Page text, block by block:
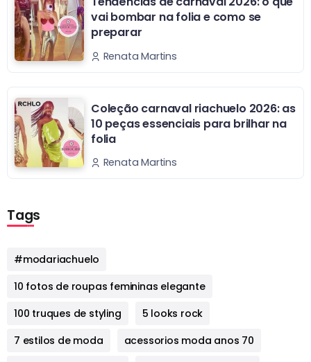
vai bombar na folia e como se
preparar
Renata Martins
Coleção carnaval riachuelo 2026: as
10 peças essenciais para brilhar na
folia
Renata Martins
Tags
#modariachuelo
10 fotos de roupas femininas elegante
100 truques de styling
5 looks rock
7 estilos de moda
acessorios moda anos 70